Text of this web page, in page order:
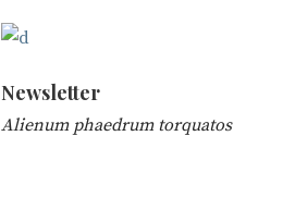
Newsletter
Alienum phaedrum torquatos